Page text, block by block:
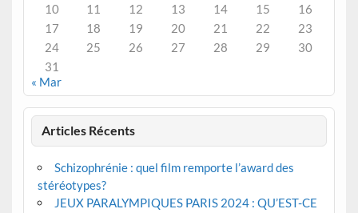
10
11 12 13 14 15
16
17
18 19 20 21 22
23
24
25 26 27 28 29
30
31
« Mar
Articles Récents
Schizophrénie : quel film remporte l’award des
stéréotypes?
JEUX PARALYMPIQUES PARIS 2024 : QU’EST-CE